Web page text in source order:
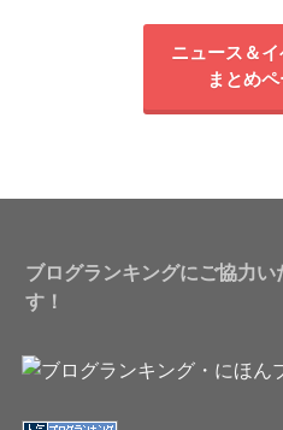
ニュース＆
まとめ
ブログランキングにご協力
す！